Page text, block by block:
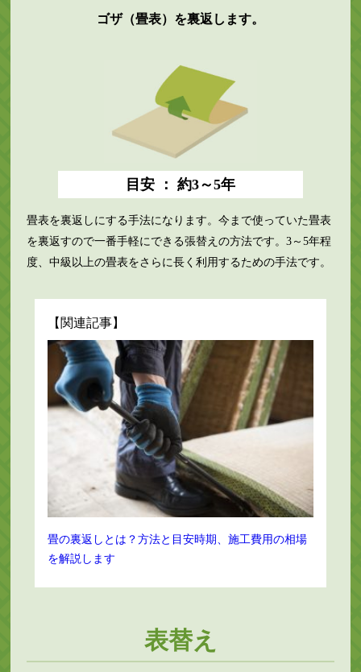
ゴザ（畳表）を裏返します。
目安 ： 約3～5年
畳表を裏返しにする手法になります。今まで使っていた畳表
を裏返すので一番手軽にできる張替えの方法です。3～5年程
度、中級以上の畳表をさらに長く利用するための手法です。
【関連記事】
畳の裏返しとは？方法と目安時期、施工費用の相場
を解説します
表替え